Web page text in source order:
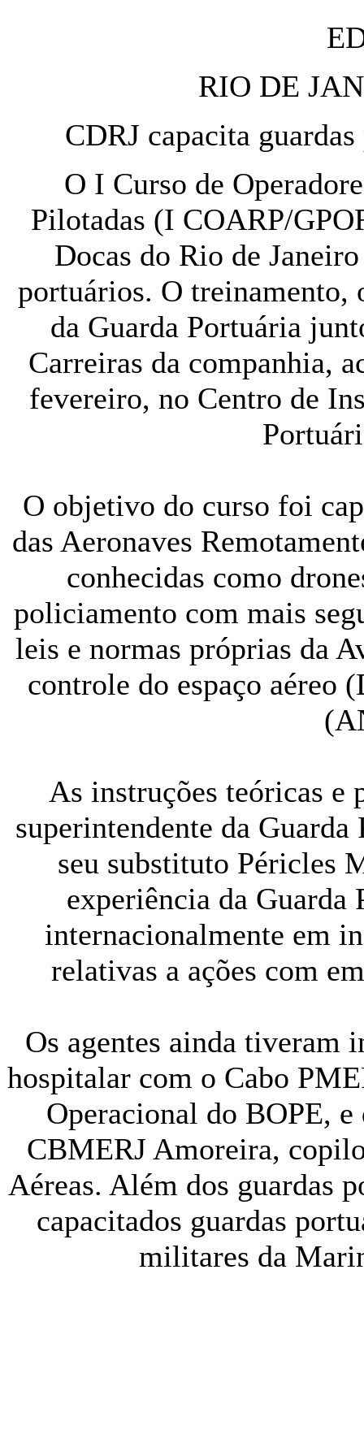
RIO DE
CDRJ capacita
O I Curso de
Pilotadas (I COARP/
Docas do Rio de
portuários. O treinamento,
da Guarda Portuária
Carreiras da companhia,
fevereiro, no Centro de
O objetivo do curso foi
das Aeronaves
conhecidas como
policiamento com mais
leis e normas próprias da
controle do espaço aéreo
As instruções teóricas e
superintendente da
seu substituto Péricles
experiência da Guarda
internacionalmente em
relativas a ações com
Os agentes ainda tiveram
hospitalar com o Cabo
Operacional do BOPE,
CBMERJ Amoreira,
Aéreas. Além dos guardas
capacitados guardas
militares da